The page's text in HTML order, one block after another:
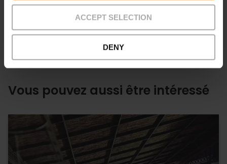
ACCEPT SELECTION
DENY
Vous pouvez aussi être intéressé